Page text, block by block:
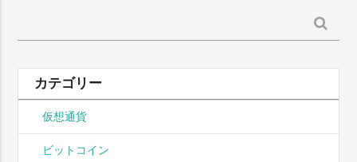
索:
カテゴリー
仮想通貨
ビットコイン